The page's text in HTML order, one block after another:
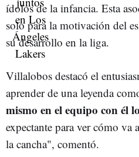
ídolos de la infancia. Esta
solo para la motivación del
su desarrollo en la liga.
Villalobos destacó el
aprender de una leyenda
mismo en el equipo con él
expectante para ver cómo va
la cancha", comentó.